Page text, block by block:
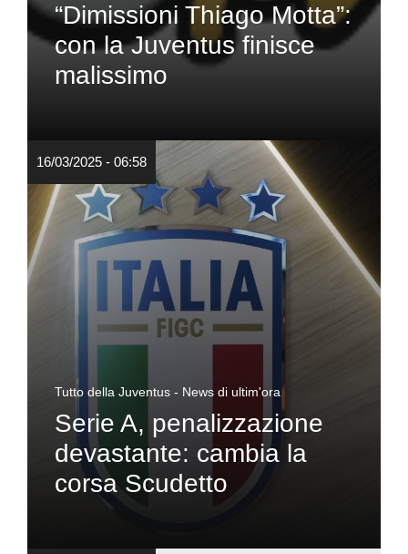
“Dimissioni Thiago Motta”:
con la Juventus finisce
malissimo
16/03/2025 - 06:58
Tutto della Juventus - News di ultim'ora
Serie A, penalizzazione
devastante: cambia la
corsa Scudetto